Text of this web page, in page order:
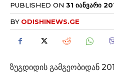
PUBLISHED ON 31 ᲘᲐᲜᲕᲐᲠᲘ
BY ODISHINEWS.GE
ზუგდიდის გამგეობიდან